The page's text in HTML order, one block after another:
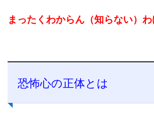
まったくわからん（知らない）わ
恐怖心の正体とは